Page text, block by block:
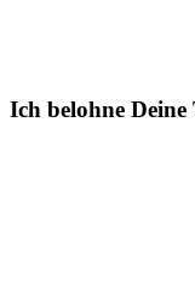
Ich belohne